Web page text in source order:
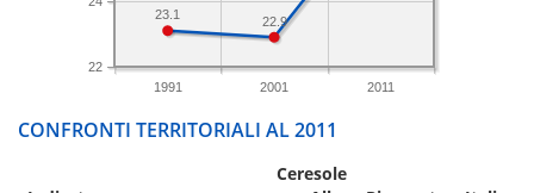
1991 2001 2011
22
22.9
23.1
CONFRONTI TERRITORIALI AL 2011
Ceresole